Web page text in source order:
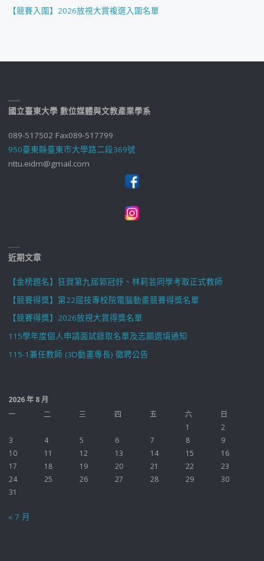
【競賽入圍】2026放視大賞複選入圍名單
國立臺東大學 數位媒體與文教產業學系
089-517502 Fax089-517799
950臺東縣臺東市大學路二段369號
nttu.eidm@gmail.com
近期文章
【金榜題名】狂賀第九屆郭冠妤、林莉芸同學考取正式教師
【競賽得獎】第22屆技專校院電腦動畫競賽得獎名單
【競賽得獎】2026放視大賞得獎名單
115學年度個人申請面試錄取名單及志願選填通知
115-1兼任教師 (3D動畫專長) 徵聘公告
2026 年 8 月
一
二 三 四 五 六
日
1
2
3
4 5 6 7 8
9
10
11 12 13 14 15
16
17
18 19 20 21 22
23
24
25 26 27 28 29
30
31
« 7 月